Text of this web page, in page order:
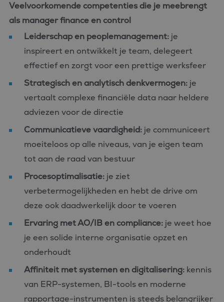
Veelvoorkomende competenties die je meebrengt
als manager finance en control
Leiderschap en peoplemanagement: je
inspireert en ontwikkelt je team, delegeert
effectief en zorgt voor een prettige werksfeer
Strategisch en analytisch denkvermogen: je
vertaalt complexe financiële data naar heldere
adviezen voor de directie
Communicatieve vaardigheid: je communiceert
moeiteloos op alle niveaus, van je eigen team
tot aan de raad van bestuur
Procesoptimalisatie: je ziet
verbetermogelijkheden en hebt de drive om
deze ook daadwerkelijk door te voeren
Ervaring met AO/IB en compliance: je weet hoe
je een solide interne organisatie opzet en
onderhoudt
Affiniteit met systemen en digitalisering: kennis
van ERP-systemen, BI-tools en moderne
rapportage-instrumenten is steeds belangrijker